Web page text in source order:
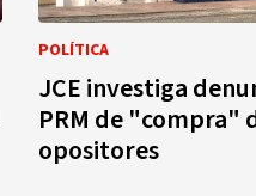
POLÍTICA
JCE investiga
PRM de "compra"
opositores